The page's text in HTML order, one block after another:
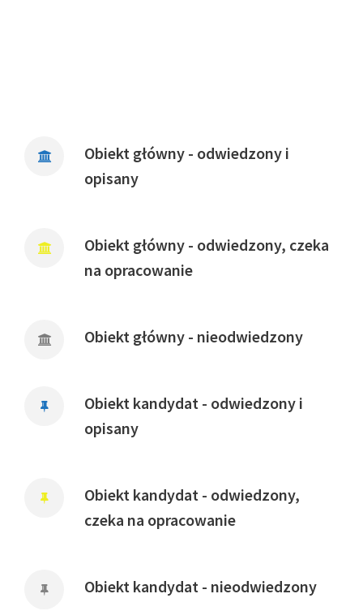
Obiekt główny - odwiedzony i
opisany
Obiekt główny - odwiedzony, czeka
na opracowanie
Obiekt główny - nieodwiedzony
Obiekt kandydat - odwiedzony i
opisany
Obiekt kandydat - odwiedzony,
czeka na opracowanie
Obiekt kandydat - nieodwiedzony